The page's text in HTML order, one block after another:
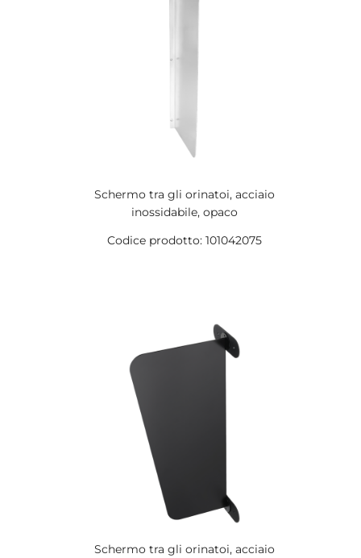
Schermo tra gli orinatoi, acciaio
inossidabile, opaco
Codice prodotto: 101042075
Schermo tra gli orinatoi, acciaio